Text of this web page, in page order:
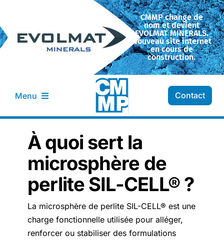
contenu
CMMP change de
nom et devient
EVOLMAT MINERALS.
Nouveau site internet
en cours de
construction.
Menu
Entreprise CMMP
Transformation
Nos minéraux
Actualités
Contact
À quoi sert la
microsphère de
perlite SIL-CELL® ?
La microsphère de perlite SIL-CELL® est une
charge fonctionnelle utilisée pour alléger,
renforcer ou stabiliser des formulations